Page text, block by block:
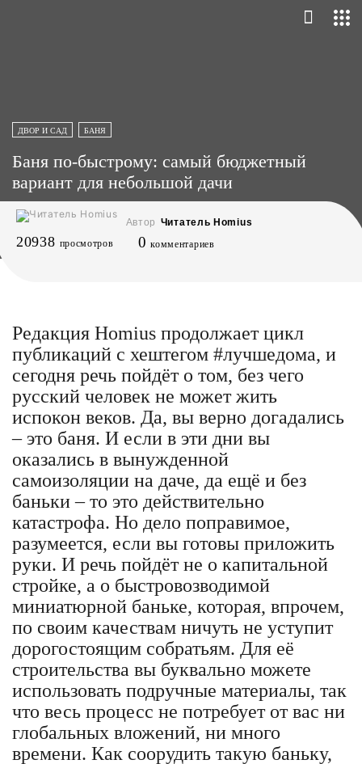
ДВОР И САД БАНЯ
Баня по-быстрому: самый бюджетный
вариант для небольшой дачи
Автор Читатель Homius
20938 просмотров 0 комментариев
Редакция Homius продолжает цикл
публикаций с хештегом #лучшедома, и
сегодня речь пойдёт о том, без чего
русский человек не может жить
испокон веков. Да, вы верно догадались
– это баня. И если в эти дни вы
оказались в вынужденной
самоизоляции на даче, да ещё и без
баньки – то это действительно
катастрофа. Но дело поправимое,
разумеется, если вы готовы приложить
руки. И речь пойдёт не о капитальной
стройке, а о быстровозводимой
миниатюрной баньке, которая, впрочем,
по своим качествам ничуть не уступит
дорогостоящим собратьям. Для её
строительства вы буквально можете
использовать подручные материалы, так
что весь процесс не потребует от вас ни
глобальных вложений, ни много
времени. Как соорудить такую баньку,